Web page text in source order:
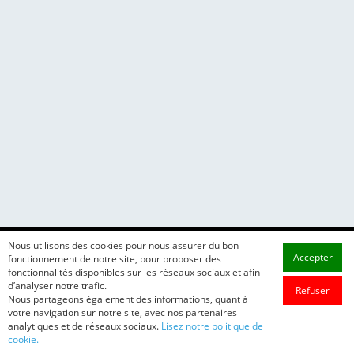
Nous utilisons des cookies pour nous assurer du bon
fonctionnement de notre site, pour proposer des
fonctionnalités disponibles sur les réseaux sociaux et afin
d’analyser notre trafic.
Nous partageons également des informations, quant à
votre navigation sur notre site, avec nos partenaires
analytiques et de réseaux sociaux. Lisez notre politique de
cookie.
Accepter
Refuser